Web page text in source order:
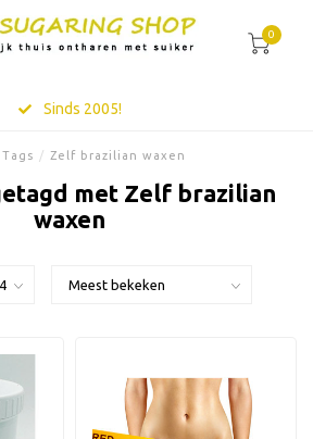
0
Sinds 2005!
Tags / Zelf brazilian waxen
met Zelf brazilian
waxen